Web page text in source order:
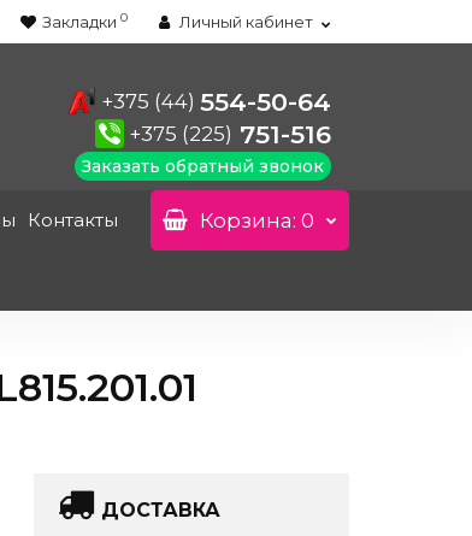
Закладки 0 Личный кабинет
+375 (44) 554-50-64
+375 (225) 751-516
Заказать обратный звонок
Контакты Корзина: 0
ДОСТАВКА